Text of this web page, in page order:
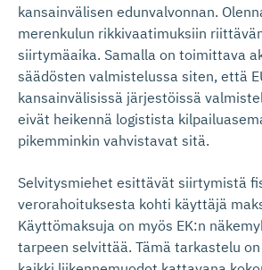
kansainvälisen edunvalvonnan.
merenkulun rikkivaatimuksiin
siirtymäaika. Samalla on toimittava
säädösten valmistelussa siten, että
kansainvälisissä järjestöissä
eivät heikennä logistista
pikemminkin vahvistavat sitä.
Selvitysmiehet esittävät siirtymistä
verorahoituksesta kohti käyttäjä
Käyttömaksuja on myös EK:n
tarpeen selvittää. Tämä tarkastelu